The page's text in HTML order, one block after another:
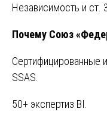
Независимость и ст.
Почему Союз
Сертифицированные
SSAS.
50+ экспертиз BI.